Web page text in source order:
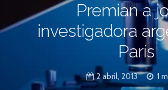
Premian a
investigadora
París
2 abril, 2013 1